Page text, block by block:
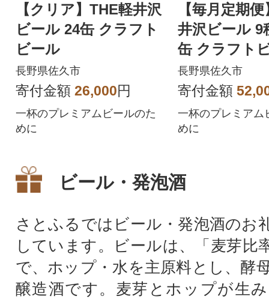
【クリア】THE軽井沢
ビール 24缶 クラフト
ビール
長野県佐久市
寄付金額 26,000円
一杯のプレミアムビールのた
めに
【毎月定期
井沢ビール 9
缶 クラフト
み比べギフ
長野県佐久市
寄付金額
一杯のプレミアム
めに
ビール・発泡酒
さとふるではビール・発泡酒のお
しています。ビールは、「麦芽比
で、ホップ・水を主原料とし、酵
醸造酒です。麦芽とホップが生